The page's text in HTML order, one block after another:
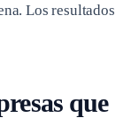
Los resultados
que